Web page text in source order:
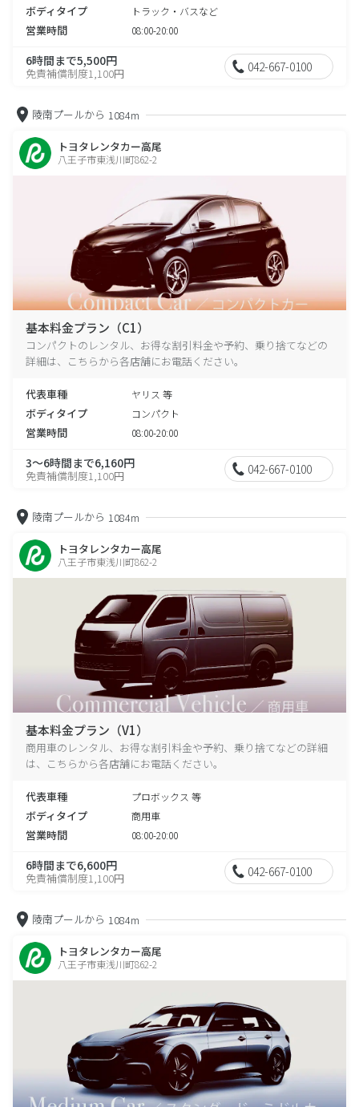
ボディタイプ トラック・バスなど
営業時間 08:00-20:00
6時間まで5,500円
免責補償制度1,100円 042-667-0100
陵南プールから 1084m
トヨタレンタカー高尾
八王子市東浅川町862-2
基本料金プラン（C1）
コンパクトのレンタル、お得な割引料金や予約、乗り捨てなどの
詳細は、こちらから各店舗にお電話ください。
代表車種 ヤリス 等
ボディタイプ コンパクト
営業時間 08:00-20:00
3～6時間まで6,160円
免責補償制度1,100円 042-667-0100
陵南プールから 1084m
トヨタレンタカー高尾
八王子市東浅川町862-2
基本料金プラン（V1）
商用車のレンタル、お得な割引料金や予約、乗り捨てなどの詳細
は、こちらから各店舗にお電話ください。
代表車種 プロボックス 等
ボディタイプ 商用車
営業時間 08:00-20:00
6時間まで6,600円
免責補償制度1,100円 042-667-0100
陵南プールから 1084m
トヨタレンタカー高尾
八王子市東浅川町862-2